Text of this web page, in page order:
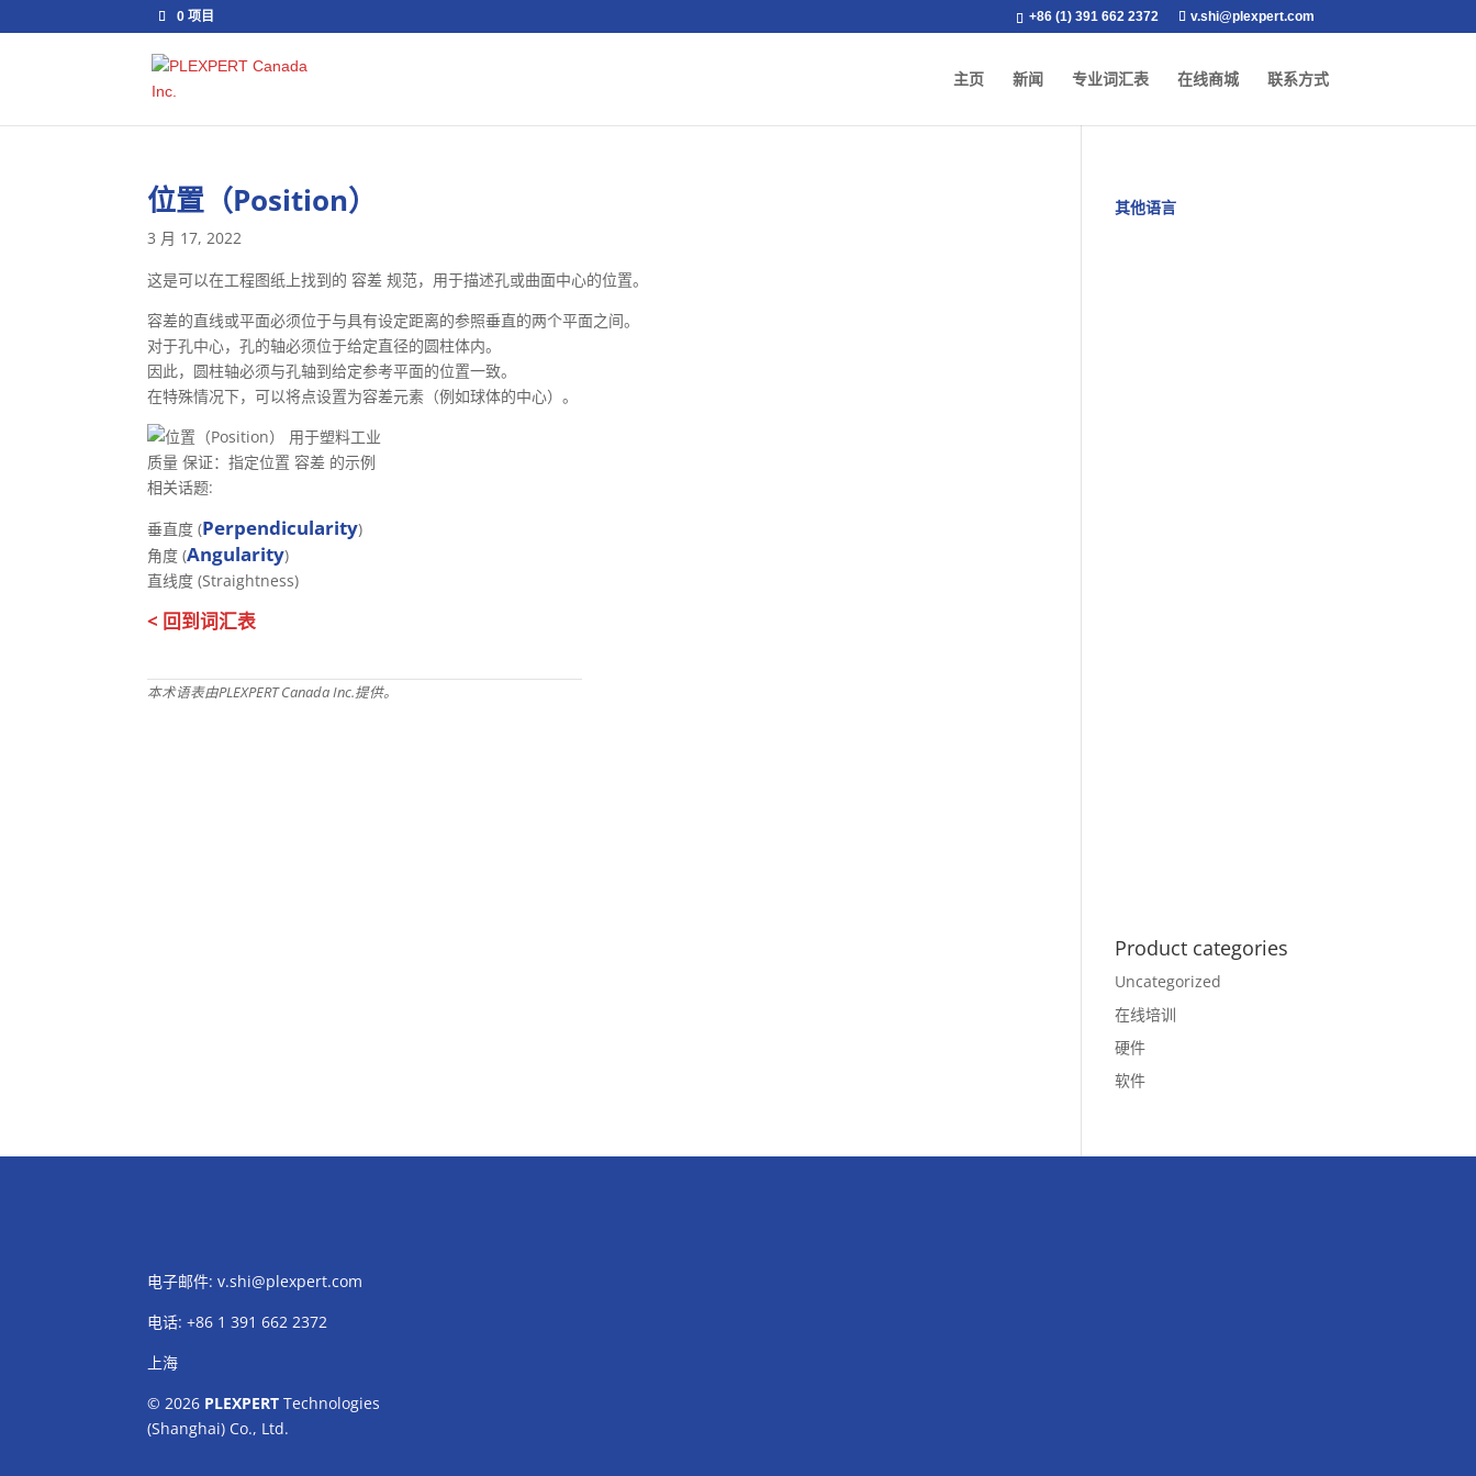
+86 (1) 391 662 2372 v.shi@plexpert.com
0 项目
主页 新闻 专业词汇表 在线商城 联系方式
位置（Position）
3 月 17, 2022
这是可以在工程图纸上找到的 容差 规范，用于描述孔或曲面中心的位置。
容差的直线或平面必须位于与具有设定距离的参照垂直的两个平面之间。
对于孔中心，孔的轴必须位于给定直径的圆柱体内。
因此，圆柱轴必须与孔轴到给定参考平面的位置一致。
在特殊情况下，可以将点设置为容差元素（例如球体的中心）。
质量 保证：指定位置 容差 的示例
相关话题:
垂直度 (Perpendicularity)
角度 (Angularity)
直线度 (Straightness)
< 回到词汇表
本术语表由PLEXPERT Canada Inc.提供。
其他语言
Product categories
Uncategorized
在线培训
硬件
软件
电子邮件:v.shi@plexpert.com
电话: +86 1 391 662 2372
上海
© 2026 PLEXPERT Technologies
(Shanghai) Co., Ltd.